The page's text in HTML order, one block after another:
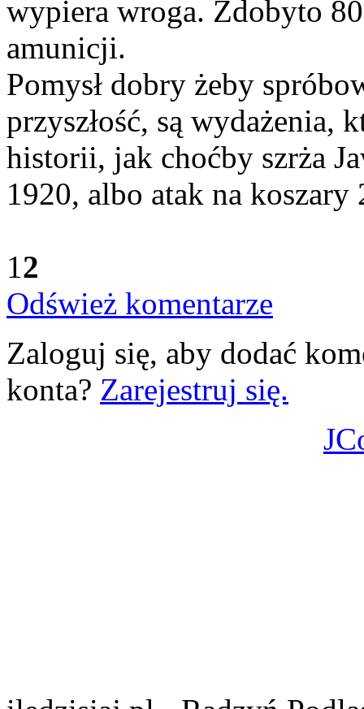
wypiera wroga. Zdobyto
amunicji.
Pomysł dobry żeby
przyszłość, są wydażenia,
historii, jak choćby szrża
1920, albo atak na
12
Odśwież komentarze
Zaloguj się, aby dodać
konta? Zarejestruj się.